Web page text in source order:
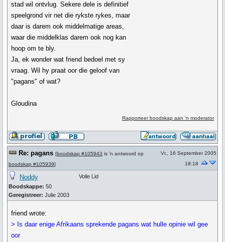
stad wil ontvlug. Sekere dele is definitief
speelgrond vir net die rykste rykes, maar
daar is darem ook middelmatige areas,
waar die middelklas darem ook nog kan
hoop om te bly.
Ja, ek wonder wat friend bedoel met sy
vraag. Wil hy praat oor die geloof van
"pagans" of wat?
Gloudina
Rapporteer boodskap aan 'n moderator
Re: pagans [boodskap #105943 is 'n antwoord op
boodskap #105939]
Vr., 16 September 2005
18:18
Noddy
Boodskappe: 50
Geregistreer: Julie 2003
Volle Lid
friend wrote:
> Is daar enige Afrikaans sprekende pagans wat hulle opinie wil gee
oor